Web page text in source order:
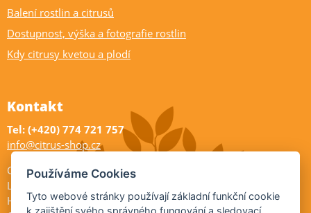
Balení rostlin a citrusů
Dostupnost, výška a fotografie rostlin
Kdy citrusy kvetou a plodí
Kontakt
Tel: (+420) 774 721 757
info@citrus-shop.cz
Citrus shop zahradnictví
Legionářů 2
Hodonín
Používáme Cookies
Tyto webové stránky používají základní funkční cookie